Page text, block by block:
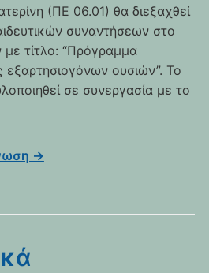
(ΠΕ 06.01) θα διεξαχθεί
συναντήσεων στο
τίτλο: “Πρόγραμμα
ουσιών”. Το
σε συνεργασία με το
→